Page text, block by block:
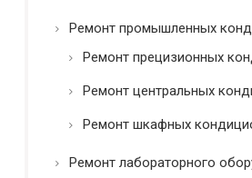
Ремонт промышленных
Ремонт прецизионных
Ремонт центральных
Ремонт шкафных
Ремонт лабораторного